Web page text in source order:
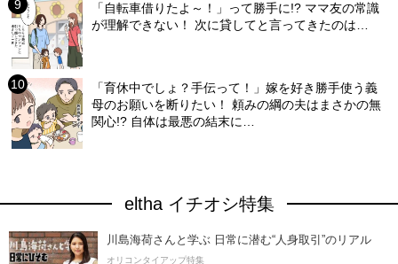
「自転車借りたよ～！」って勝手に!? ママ友の常識
が理解できない！ 次に貸してと言ってきたのは…
「育休中でしょ？手伝って！」嫁を好き勝手使う義
母のお願いを断りたい！ 頼みの綱の夫はまさかの無
関心!? 自体は最悪の結末に…
eltha イチオシ特集
川島海荷さんと学ぶ 日常に潜む“人身取引”のリアル
オリコンタイアップ特集